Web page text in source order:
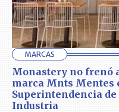
MARCAS
Monastery no frenó
marca Mnts Mentes
Superintendencia de
Industria